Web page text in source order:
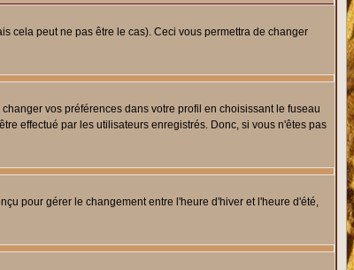
cela peut ne pas être le cas). Ceci vous permettra de changer
vos préférences dans votre profil en choisissant le fuseau
effectué par les utilisateurs enregistrés. Donc, si vous n'êtes pas
pour gérer le changement entre l'heure d'hiver et l'heure d'été,